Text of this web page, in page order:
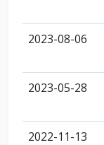
2023-08-06
2023-05-28
2022-11-13